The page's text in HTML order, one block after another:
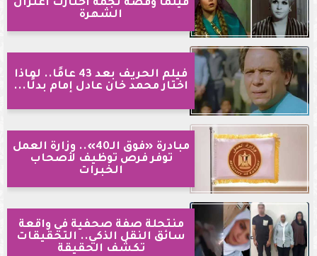
فيلمًا وقصة نجمة اختارت اعتزال
الشهرة
فيلم الحريف بعد 43 عامًا.. لماذا
اختار محمد خان عادل إمام بدلًا...
مبادرة «فوق الـ40».. وزارة العمل
توفر فرص توظيف لأصحاب
الخبرات
منتحلة صفة صحفية في واقعة
سائق النقل الذكي.. التحقيقات
تكشف الحقيقة